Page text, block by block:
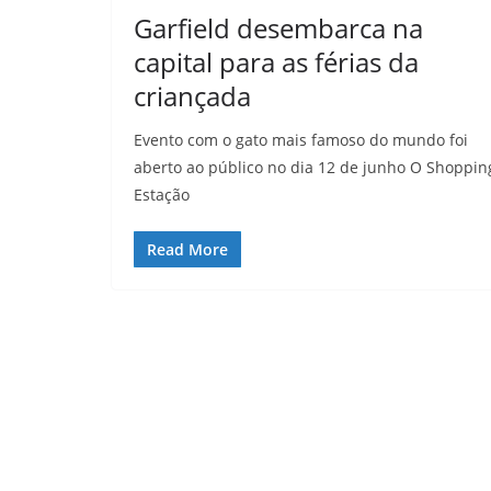
Garfield desembarca na
capital para as férias da
criançada
Evento com o gato mais famoso do mundo foi
aberto ao público no dia 12 de junho O
Estação
Read More